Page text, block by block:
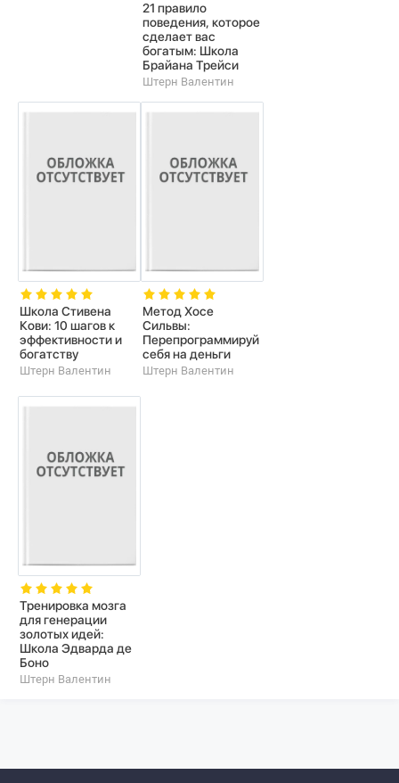
21 правило
поведения, которое
сделает вас
богатым: Школа
Брайана Трейси
Штерн Валентин
Школа Стивена
Кови: 10 шагов к
эффективности и
богатству
Штерн Валентин
Метод Хосе
Сильвы:
Перепрограммируй
себя на деньги
Штерн Валентин
Тренировка мозга
для генерации
золотых идей:
Школа Эдварда де
Боно
Штерн Валентин